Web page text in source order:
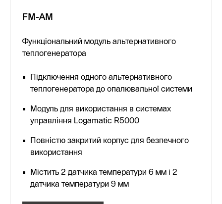
FM-AM
Функціональний модуль альтернативного
теплогенератора
Підключення одного альтернативного
теплогенератора до опалювальної системи
Модуль для використання в системах
управління Logamatic R5000
Повністю закритий корпус для безпечного
використання
Містить 2 датчика температури 6 мм і 2
датчика температури 9 мм